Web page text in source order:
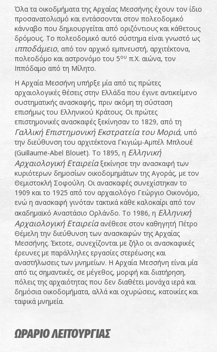
Όλα τα οικοδμήματα της Αρχαίας Μεσσήνης έχουν τον ίδιο
προσανατολισμό και εντάσσονται στον πολεοδομικό
κάνναβο που δημιουργείται από οριζόντιους και κάθετους
δρόμους. Το πολεοδομικό αυτό σύστημα είναι γνωστό ως
ιπποδάμειο, από τον αρχικό εμπνευστή, αρχιτέκτονα,
πολεοδόμο και αστρονόμο του 5ου π.Χ. αιώνα, τον
Ιππόδαμο από τη Μίλητο.
Η Αρχαία Μεσσήνη υπήρξε μία από τις πρώτες
αρχαιολογικές θέσεις στην Ελλάδα που έγινε αντικείμενο
συστηματικής ανασκαφής, πριν ακόμη τη σύσταση
επισήμως του Ελληνικού Κράτους. Οι πρώτες
επιστημονικές ανασκαφές ξεκίνησαν το 1829, από τη
Γαλλική Επιστημονική Εκστρατεία του Μοριά, υπό
την διεύθυνση του αρχιτέκτονα Γκιγιώμ-Αμπέλ Μπλουέ
(Guillaume-Abel Blouet). Το 1895, η Ελληνική
Αρχαιολογική Εταιρείαξεκίνησε την ανασκαφή των
κυριότερων δημοσίων οικοδομημάτων της Αγοράς, με τον
Θεμιστοκλή Σοφούλη. Οι ανασκαφές συνεχίστηκαν το
1909 και το 1925 από τον αρχαιολόγο Γεώργιο Οικονόμο,
ενώ η ανασκαφή γινόταν τακτικά κάθε καλοκαίρι από τον
ακαδημαϊκό Αναστάσιο Ορλάνδο. Το 1986, η Ελληνική
Αρχαιολογική Εταιρεία ανέθεσε στον καθηγητή Πέτρο
Θέμελη την διεύθυνση των ανασκαφών της Αρχαίας
Μεσσήνης. Έκτοτε, συνεχίζονται με ζήλο οι ανασκαφικές
έρευνες με παράλληλες εργασίες στερέωσης και
αναστήλωσεις των μνημείων. Η Αρχαία Μεσσήνη είναι μία
από τις σημαντικές, σε μέγεθος, μορφή και διατήρηση,
πόλεις της αρχαιότητας που δεν διαθέτει μονάχα ιερά και
δημόσια οικοδομήματα, αλλά και οχυρώσεις, κατοικίες και
ταφικά μνημεία.
ΩΡΑΡΙΟ ΛΕΙΤΟΥΡΓΙΑΣ